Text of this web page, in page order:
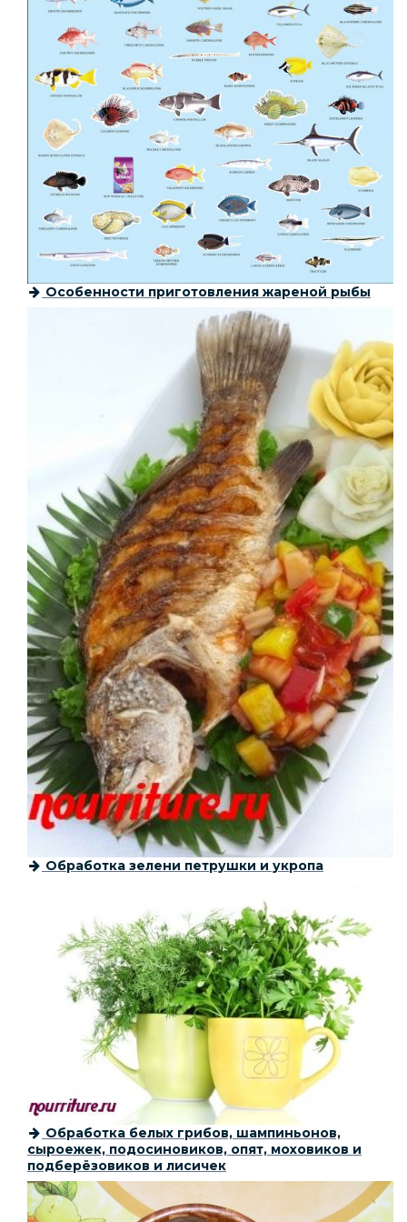
Особенности приготовления жареной рыбы
Обработка зелени петрушки и укропа
Обработка белых грибов, шампиньонов,
сыроежек, подосиновиков, опят, моховиков и
подберёзовиков и лисичек